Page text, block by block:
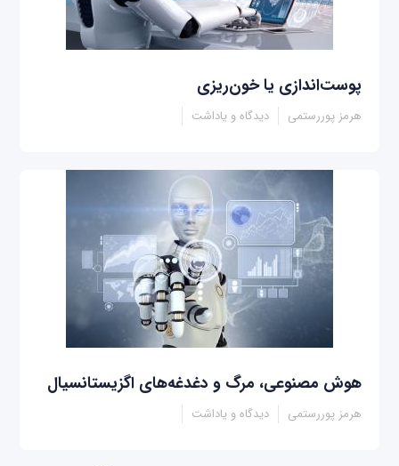
پوست‌اندازی یا خون‌ریزی
هرمز پوررستمی دیدگاه و یاداشت
هوش مصنوعی، مرگ و دغدغه‌های اگزیستانسیال
هرمز پوررستمی دیدگاه و یاداشت